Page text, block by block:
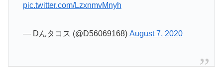
pic.twitter.com/LzxnmvMnyh
— Dんタコス (@D56069168) August 7, 2020